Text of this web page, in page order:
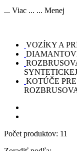
... Viac ... ... Menej
VOZÍKY A
KOTÚČE
Počet produktov: 11